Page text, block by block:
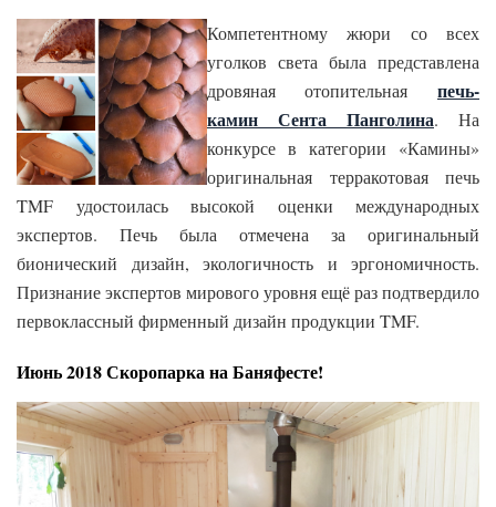
Компетентному жюри со всех
уголков света была представлена
дровяная отопительная печь-
камин Сента Панголина. На
конкурсе в категории «Камины»
оригинальная терракотовая печь
TMF удостоилась высокой оценки международных
экспертов. Печь была отмечена за оригинальный
бионический дизайн, экологичность и эргономичность.
Признание экспертов мирового уровня ещё раз подтвердило
первоклассный фирменный дизайн продукции TMF.
Июнь 2018 Скоропарка на Баняфесте!